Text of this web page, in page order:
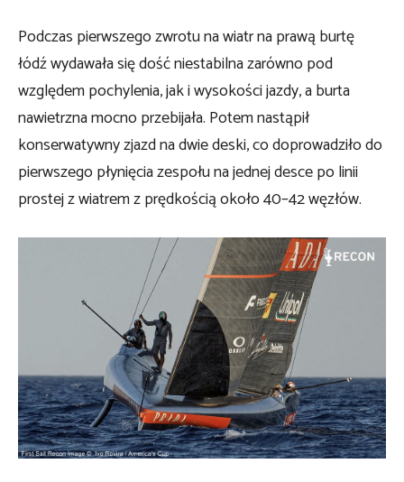
Podczas pierwszego zwrotu na wiatr na prawą burtę
łódź wydawała się dość niestabilna zarówno pod
względem pochylenia, jak i wysokości jazdy, a burta
nawietrzna mocno przebijała. Potem nastąpił
konserwatywny zjazd na dwie deski, co doprowadziło do
pierwszego płynięcia zespołu na jednej desce po linii
prostej z wiatrem z prędkością około 40–42 węzłów.